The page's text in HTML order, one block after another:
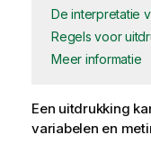
De interpretatie
Regels voor
Meer informatie
Een uitdrukking
variabelen en